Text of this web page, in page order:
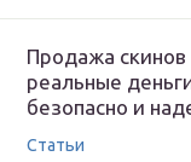
Продажа скинов
реальные
безопасно и
Статьи